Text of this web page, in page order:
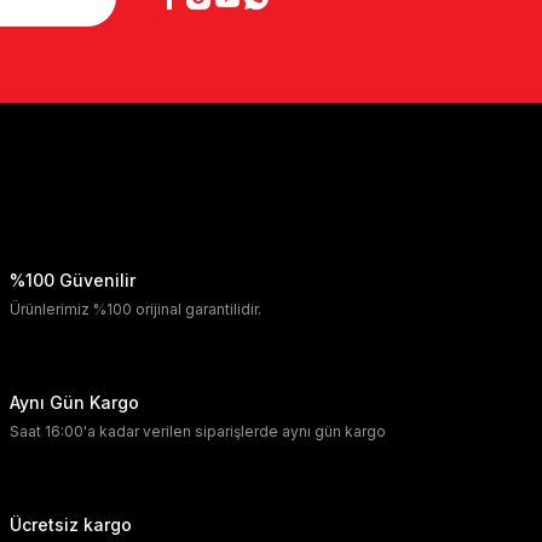
%100 Güvenilir
Ürünlerimiz %100 orijinal garantilidir.
Aynı Gün Kargo
Saat 16:00'a kadar verilen siparişlerde aynı gün kargo
Ücretsiz kargo